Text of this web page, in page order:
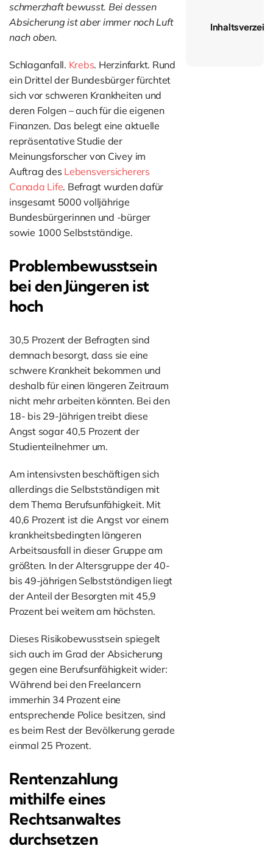
schmerzhaft bewusst. Bei dessen
Absicherung ist aber immer noch Luft
nach oben.
Schlaganfall. Krebs. Herzinfarkt. Rund
ein Drittel der Bundesbürger fürchtet
sich vor schweren Krankheiten und
deren Folgen – auch für die eigenen
Finanzen. Das belegt eine aktuelle
repräsentative Studie der
Meinungsforscher von Civey im
Auftrag des Lebensversicherers
Canada Life. Befragt wurden dafür
insgesamt 5000 volljährige
Bundesbürgerinnen und -bürger
sowie 1000 Selbstständige.
Problembewusstsein
bei den Jüngeren ist
hoch
30,5 Prozent der Befragten sind
demnach besorgt, dass sie eine
schwere Krankheit bekommen und
deshalb für einen längeren Zeitraum
nicht mehr arbeiten könnten. Bei den
18- bis 29-Jährigen treibt diese
Angst sogar 40,5 Prozent der
Studienteilnehmer um.
Am intensivsten beschäftigen sich
allerdings die Selbstständigen mit
dem Thema Berufsunfähigkeit. Mit
40,6 Prozent ist die Angst vor einem
krankheitsbedingten längeren
Arbeitsausfall in dieser Gruppe am
größten. In der Altersgruppe der 40-
bis 49-jährigen Selbstständigen liegt
der Anteil der Besorgten mit 45,9
Prozent bei weitem am höchsten.
Dieses Risikobewusstsein spiegelt
sich auch im Grad der Absicherung
gegen eine Berufsunfähigkeit wider:
Während bei den Freelancern
immerhin 34 Prozent eine
entsprechende Police besitzen, sind
es beim Rest der Bevölkerung gerade
einmal 25 Prozent.
Rentenzahlung
mithilfe eines
Rechtsanwaltes
durchsetzen